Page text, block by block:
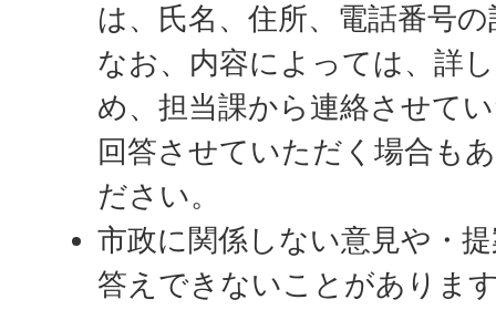
は、氏名、住所、電話番号
なお、内容によっては、詳
め、担当課から連絡させて
回答させていただく場合も
ださい。
市政に関係しない意見や・
答えできないことがありま